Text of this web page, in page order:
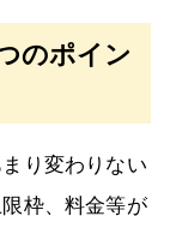
のポイン
り変わりない
枠、料金等が